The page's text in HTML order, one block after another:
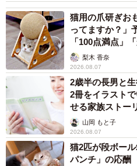
猫用の爪研ぎお
ってますか？」
「100点満点」
梨木 香奈
2026.08.07
2歳半の長男と
2冊をイラスト
せる家族ストー
山岡 もと子
2026.08.07
猫2匹が段ボー
パンチ」の応酬